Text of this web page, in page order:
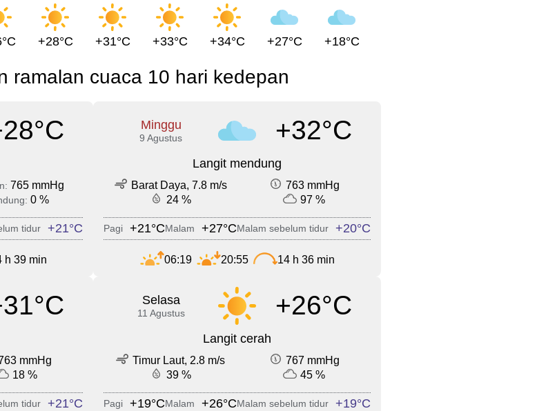
+28°C +31°C +33°C +34°C +27°C +18°C
ramalan cuaca 10 hari kedepan
765 mmHg
0 %
tidur +21°C
h 39 min
Minggu
9 Agustus +32°C
Langit mendung
Barat Daya, 7.8 m/s
763 mmHg
24 %
97 %
Pagi +21°CMalam +27°CMalam sebelum tidur +20°C
06:19 20:55 14 h 36 min
mmHg
18 %
tidur +21°C
Selasa
11 Agustus +26°C
Langit cerah
Timur Laut, 2.8 m/s
767 mmHg
39 %
45 %
Pagi +19°CMalam +26°CMalam sebelum tidur +19°C